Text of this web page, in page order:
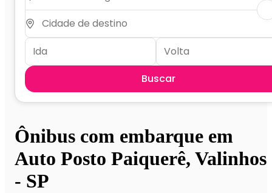
Buscar
Ônibus com embarque em
Auto Posto Paiquerê, Valinhos
- SP